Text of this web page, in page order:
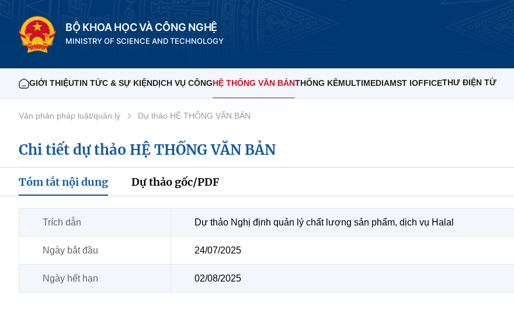
BỘ KHOA HỌC VÀ CÔNG NGHỆ
MINISTRY OF SCIENCE AND TECHNOLOGY
GIỚI THIỆUTIN TỨC & SỰ KIỆNDỊCH VỤ CÔNGHỆ THỐNG VĂN BẢNTHỐNG KÊMULTIMEDIAMST IOFFICETHƯ ĐIỆN TỬ
Văn phản pháp luật/quản lý Dự thảo HỆ THỐNG VĂN BẢN
Chi tiết dự thảo HỆ THỐNG VĂN BẢN
Tóm tắt nội dung Dự thảo gốc/PDF
Trích dẫn Dự thảo Nghị định quản lý chất lượng sản phẩm, dịch vụ Halal
Ngày bắt đầu 24/07/2025
Ngày hết hạn 02/08/2025